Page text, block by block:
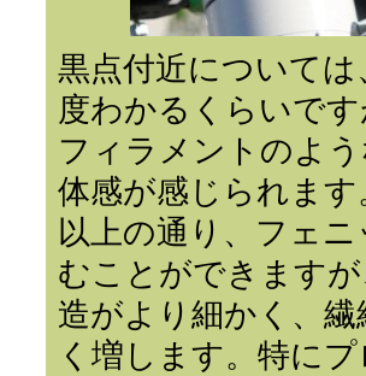
黒点付近について
度わかるくらいで
フィラメントのよ
体感が感じられます
以上の通り、フェ
むことができます
造がより細かく、
く増します。特に